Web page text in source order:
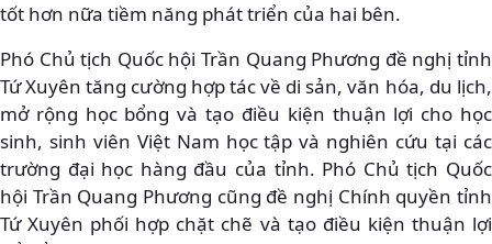
tốt hơn nữa tiềm năng phát triển của hai bên.
Phó Chủ tịch Quốc hội Trần Quang Phương đề nghị tỉnh
Tứ Xuyên tăng cường hợp tác về di sản, văn hóa, du lịch,
mở rộng học bổng và tạo điều kiện thuận lợi cho học
sinh, sinh viên Việt Nam học tập và nghiên cứu tại các
trường đại học hàng đầu của tỉnh. Phó Chủ tịch Quốc
hội Trần Quang Phương cũng đề nghị Chính quyền tỉnh
Tứ Xuyên phối hợp chặt chẽ và tạo điều kiện thuận lợi